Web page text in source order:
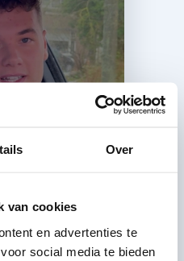
Over
van cookies
en advertenties te
social media te bieden